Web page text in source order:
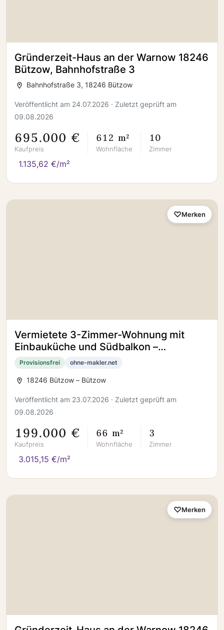
Gründerzeit-Haus an der Warnow 18246
Bützow, Bahnhofstraße 3
Bahnhofstraße 3, 18246 Bützow
Veröffentlicht am 24.07.2026 · Zuletzt geprüft am
09.08.2026
695.000 €
Kaufpreis
612 m²
Wohnfläche
10
Zimmer
1.135,62 €/m²
Vermietete 3-Zimmer-Wohnung mit
Einbauküche und Südbalkon –
Kapitalanlage in Bützow
Provisionsfrei ohne-makler.net
18246 Bützow – Bützow
Veröffentlicht am 23.07.2026 · Zuletzt geprüft am
09.08.2026
199.000 €
Kaufpreis
66 m²
Wohnfläche
3
Zimmer
3.015,15 €/m²
Merken
Merken